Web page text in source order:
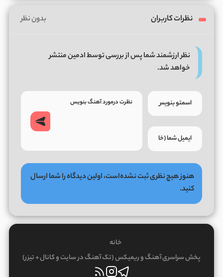
نظرات کاربران بدون نظر
نظر ارزشمند شما پس از بررسی توسط ادمین منتشر
خواهد شد.
هنوز هیچ نظری ثبت نشده‌است، اولین دیدگاه را شما ارسال
کنید.
خانه
پخش سراسری آهنگ و ریمیکس (تک آهنگ در سایت و کانال + تیزر)